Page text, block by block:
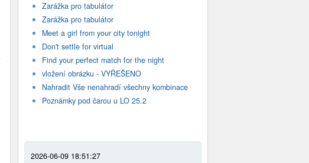
Zarážka pro tabulátor
Zarážka pro tabulátor
Meet a girl from your city tonight
Don't settle for virtual
Find your perfect match for the night
vložení obrázku - VYŘEŠENO
Nahradit Vše nenahradí všechny kombinace
Poznámky pod čarou u LO 25.2
2026-06-09 18:51:27